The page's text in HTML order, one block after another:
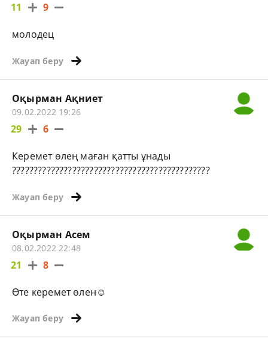
11 9
молодец
Жауап беру
Оқырман Ақниет
09.02.2022 19:26
29 6
Керемет өлең маған қатты ұнады
??????????????????????????????????????????????
Жауап беру
Оқырман Асем
08.02.2022 22:48
21 8
Өте керемет өлен☺️
Жауап беру